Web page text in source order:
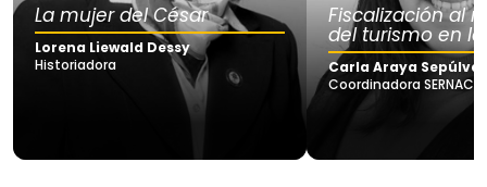
La mujer del César
Lorena Liewald Dessy
Historiadora
Fiscalización al
del turismo en
Carla Araya
Coordinadora SERNAC